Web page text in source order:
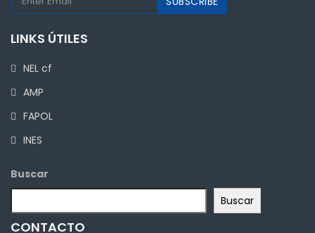
LINKS ÚTILES
NEL cf
AMP
FAPOL
INES
Buscar
Buscar
CONTACTO